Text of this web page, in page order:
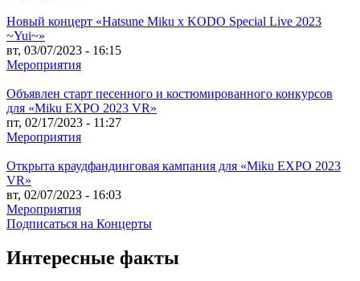
Новый концерт «Hatsune Miku x KODO Special Live 2023
~Yui~»
вт, 03/07/2023 - 16:15
Мероприятия
Объявлен старт песенного и костюмированного конкурсов
для «Miku EXPO 2023 VR»
пт, 02/17/2023 - 11:27
Мероприятия
Открыта краудфандинговая кампания для «Miku EXPO 2023
VR»
вт, 02/07/2023 - 16:03
Мероприятия
Подписаться на Концерты
Интересные факты